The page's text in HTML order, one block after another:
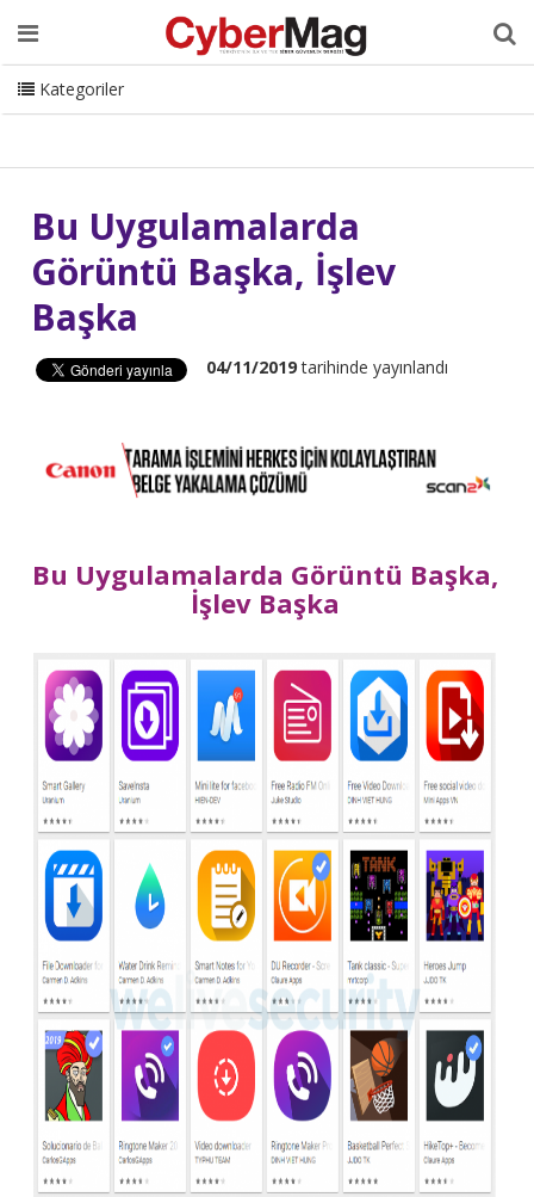
Ana Sayfa Hakkımızda Dergi Editörden
Danışmanlık
ISC Turkey Sizden Gelenler
İletişim
CyberMag Logo
Kategoriler
Bu Uygulamalarda
Görüntü Başka, İşlev
Başka
04/11/2019tarihinde yayınlandı
Bu Uygulamalarda Görüntü Başka,
İşlev Başka